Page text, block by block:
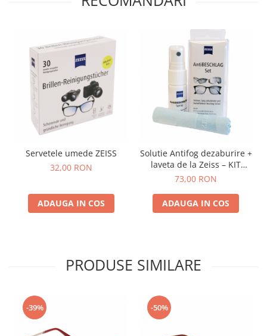
Servetele umede ZEISS
32,00 RON
ADAUGA IN COS
Solutie Antifog dezaburire +
laveta de la Zeiss – KIT
COMPLET
73,00 RON
ADAUGA IN COS
PRODUSE SIMILARE
-39% -50%